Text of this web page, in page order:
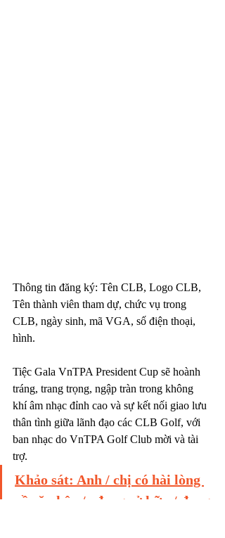
Thông tin đăng ký: Tên CLB, Logo CLB,
Tên thành viên tham dự, chức vụ trong
CLB, ngày sinh, mã VGA, số điện thoại,
hình.
Tiệc Gala VnTPA President Cup sẽ hoành
tráng, trang trọng, ngập tràn trong không
khí âm nhạc đỉnh cao và sự kết nối giao lưu
thân tình giữa lãnh đạo các CLB Golf, với
ban nhạc do VnTPA Golf Club mời và tài
trợ.
Khảo sát: Anh / chị có hài lòng
về căn hộ a/c đang sở hữu / đang